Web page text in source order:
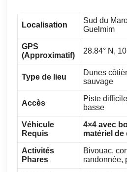
Localisation
Sud du
Guelmim
GPS
(Approximatif)
28.84° N,
Type de lieu
Dunes
sauvage
Accès
Piste
basse
Véhicule
Requis
4×4 avec
matériel de
Activités
Phares
Bivouac,
randonnée,